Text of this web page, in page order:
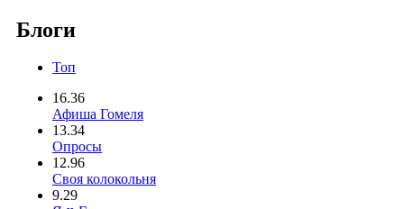
Блоги
Топ
16.36
Афиша Гомеля
13.34
Опросы
12.96
Своя колокольня
9.29